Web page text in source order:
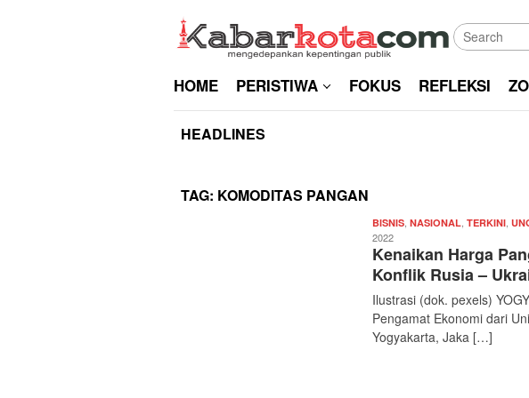
HOME PERISTIWA FOKUS REFLEKSI
HEADLINES
TAG: KOMODITAS PANGAN
BISNIS NASIONAL TERKINI
2022
Kenaikan Harga
Konflik Rusia –
Ilustrasi (dok. pexels)
Pengamat Ekonomi dari
Yogyakarta, Jaka […]